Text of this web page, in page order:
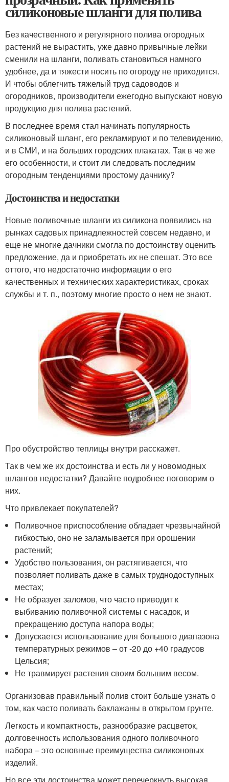
силиконовые шланги для полива
Без качественного и регулярного полива огородных
растений не вырастить, уже давно привычные лейки
сменили на шланги, поливать становиться намного
удобнее, да и тяжести носить по огороду не приходится.
И чтобы облегчить тяжелый труд садоводов и
огородников, производители ежегодно выпускают новую
продукцию для полива растений.
В последнее время стал начинать популярность
силиконовый шланг, его рекламируют и по телевидению,
и в СМИ, и на больших городских плакатах. Так в че же
его особенности, и стоит ли следовать последним
огородным тенденциями простому дачнику?
Достоинства и недостатки
Новые поливочные шланги из силикона появились на
рынках садовых принадлежностей совсем недавно, и
еще не многие дачники смогла по достоинству оценить
предложение, да и приобретать их не спешат. Это все
оттого, что недостаточно информации о его
качественных и технических характеристиках, сроках
службы и т. п., поэтому многие просто о нем не знают.
Про обустройство теплицы внутри расскажет.
Так в чем же их достоинства и есть ли у новомодных
шлангов недостатки? Давайте подробнее поговорим о
них.
Что привлекает покупателей?
Поливочное приспособление обладает чрезвычайной
гибкостью, оно не заламывается при орошении
растений;
Удобство пользования, он растягивается, что
позволяет поливать даже в самых труднодоступных
местах;
Не образует заломов, что часто приводит к
выбиванию поливочной системы с насадок, и
прекращению доступа напора воды;
Допускается использование для большого диапазона
температурных режимов – от -20 до +40 градусов
Цельсия;
Не травмирует растения своим большим весом.
Организовав правильный полив стоит больше узнать о
том, как часто поливать баклажаны в открытом грунте.
Легкость и компактность, разнообразие расцветок,
долговечность использования одного поливочного
набора – это основные преимущества силиконовых
изделий.
Но все эти достоинства может перечеркнуть высокая